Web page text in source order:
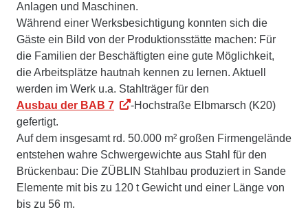
Anlagen und Maschinen.
Während einer Werksbesichtigung konnten sich die
Gäste ein Bild von der Produktionsstätte machen: Für
die Familien der Beschäftigten eine gute Möglichkeit,
die Arbeitsplätze hautnah kennen zu lernen. Aktuell
werden im Werk u.a. Stahlträger für den
Ausbau der BAB 7
-Hochstraße Elbmarsch (K20)
gefertigt.
Auf dem insgesamt rd. 50.000 m² großen Firmengelände
entstehen wahre Schwergewichte aus Stahl für den
Brückenbau: Die ZÜBLIN Stahlbau produziert in Sande
Elemente mit bis zu 120 t Gewicht und einer Länge von
bis zu 56 m.